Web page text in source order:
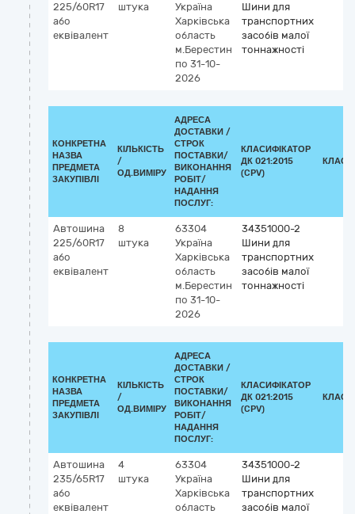
225/60R17
або
еквівалент
штука
Україна
Харківська
область
м.Берестин
по 31-10-
2026
Шини для
транспортних
засобів малої
тоннажності
КОНКРЕТНА
НАЗВА
ПРЕДМЕТА
ЗАКУПІВЛІ
КІЛЬКІСТЬ
/
ОД.ВИМІРУ
АДРЕСА
ДОСТАВКИ /
СТРОК
ПОСТАВКИ/
ВИКОНАННЯ
РОБІТ/
НАДАННЯ
ПОСЛУГ:
КЛАСИФІКАТОР
ДК 021:2015
(CPV)
Автошина
225/60R17
або
еквівалент
8
штука
63304
Україна
Харківська
область
м.Берестин
по 31-10-
2026
34351000-2
Шини для
транспортних
засобів малої
тоннажності
КОНКРЕТНА
НАЗВА
ПРЕДМЕТА
ЗАКУПІВЛІ
КІЛЬКІСТЬ
/
ОД.ВИМІРУ
АДРЕСА
ДОСТАВКИ /
СТРОК
ПОСТАВКИ/
ВИКОНАННЯ
РОБІТ/
НАДАННЯ
ПОСЛУГ:
КЛАСИФІКАТОР
ДК 021:2015
(CPV)
Автошина
235/65R17
або
еквівалент
4
штука
63304
Україна
Харківська
область
34351000-2
Шини для
транспортних
засобів малої